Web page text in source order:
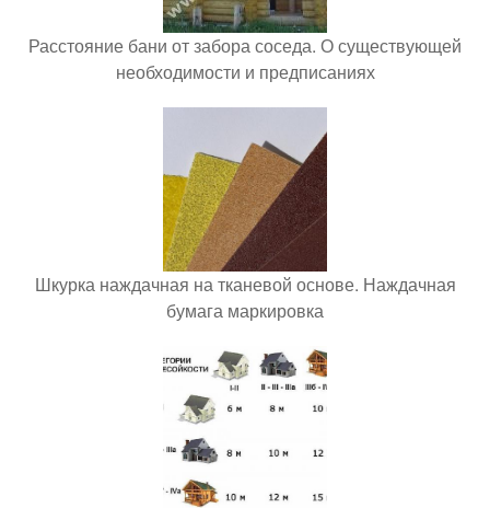
Расстояние бани от забора соседа. О существующей
необходимости и предписаниях
Шкурка наждачная на тканевой основе. Наждачная
бумага маркировка